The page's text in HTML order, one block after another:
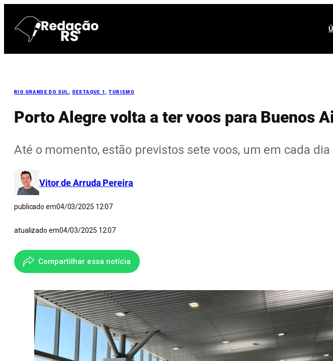
para
conteúdo
RIO GRANDE DO SUL DESTAQUE 1 , TURISMO
Porto Alegre volta a ter voos para Buenos
Até o momento, estão previstos sete voos, um em cada dia
Vitor de Arruda Pereira
publicado em04/03/2025 12:07
atualizado em04/03/2025 12:07
Compartilhar essa notícia